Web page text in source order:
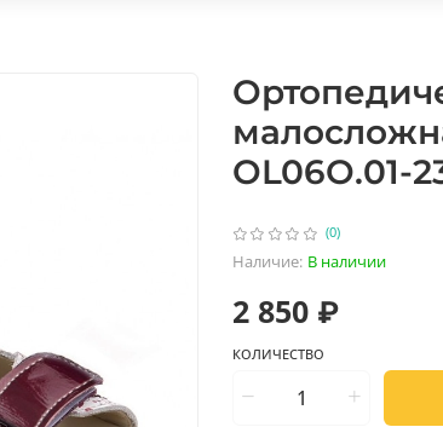
(0)
Наличие: В наличии
OL06О.01-
2 850 ₽
КОЛИЧЕСТВО